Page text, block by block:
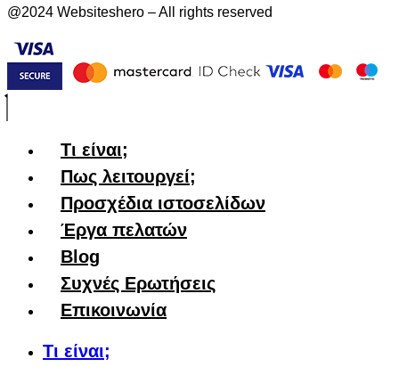
@2024 Websiteshero – All rights reserved
Τι είναι;
Πως λειτουργεί;
Προσχέδια ιστοσελίδων
Έργα πελατών
Blog
Συχνές Ερωτήσεις
Επικοινωνία
Τι είναι;